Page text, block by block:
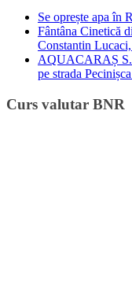
Se oprește apa în
Fântâna Cinetică
Constantin
AQUACARAȘ
pe strada
Curs valutar BNR